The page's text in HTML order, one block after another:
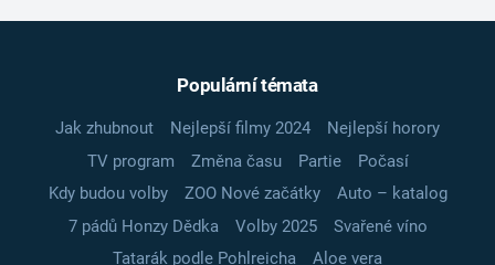
Populární témata
Jak zhubnout Nejlepší filmy 2024
Nejlepší horory
TV program
Změna času Partie
Počasí
Kdy budou volby
ZOO Nové začátky
Auto – katalog
7 pádů Honzy Dědka
Volby 2025
Svařené víno
Tatarák podle Pohlreicha
Aloe vera